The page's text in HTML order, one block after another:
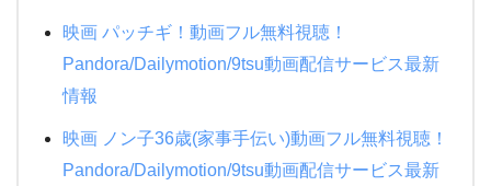
映画 パッチギ！動画フル無料視聴！
Pandora/Dailymotion/9tsu動画配信サービス最新
情報
映画 ノン子36歳(家事手伝い)動画フル無料視聴！
Pandora/Dailymotion/9tsu動画配信サービス最新